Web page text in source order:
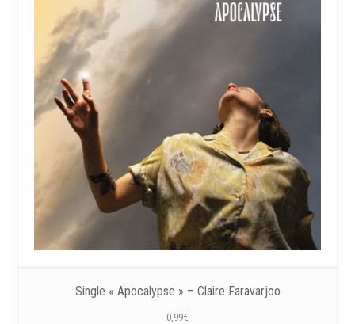
Single « Apocalypse » – Claire Faravarjoo
0,99€